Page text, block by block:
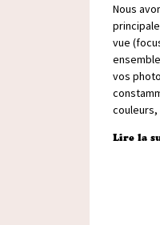
Nous
vue
vos
Lire la